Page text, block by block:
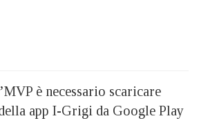
è necessario scaricare
app I-Grigi da Google Play